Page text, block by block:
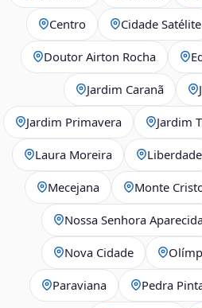
Centro Cidade Satélite
Doutor Airton Rocha
Jardim Caranã
Jardim Primavera Jardim
Laura Moreira Liberdade
Mecejana Monte
Nossa Senhora Aparecida
Nova Cidade
Paraviana Pedra